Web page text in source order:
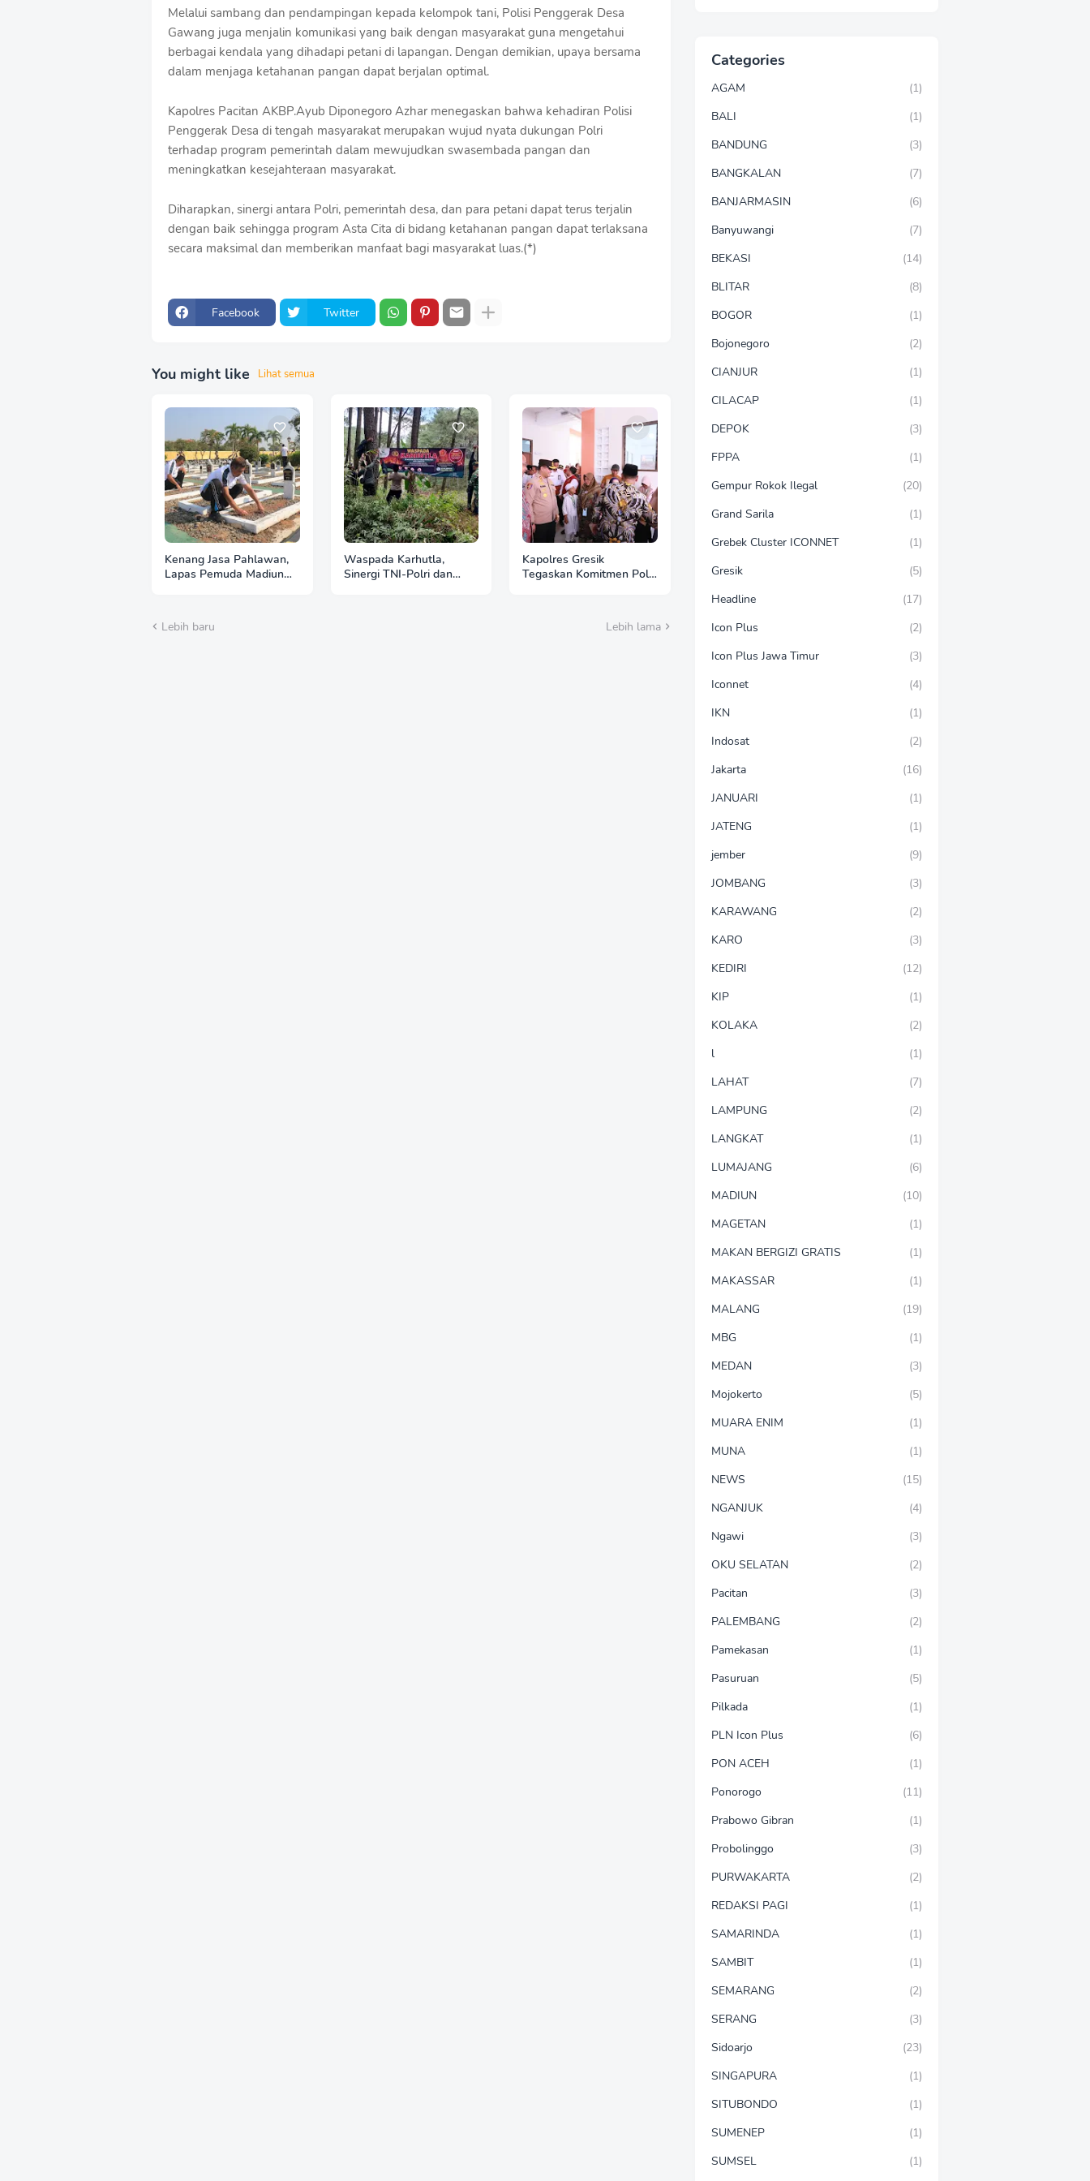
Melalui sambang dan pendampingan kepada kelompok tani, Polisi Penggerak Desa
Gawang juga menjalin komunikasi yang baik dengan masyarakat guna mengetahui
berbagai kendala yang dihadapi petani di lapangan. Dengan demikian, upaya bersama
dalam menjaga ketahanan pangan dapat berjalan optimal.
Kapolres Pacitan AKBP.Ayub Diponegoro Azhar menegaskan bahwa kehadiran Polisi
Penggerak Desa di tengah masyarakat merupakan wujud nyata dukungan Polri
terhadap program pemerintah dalam mewujudkan swasembada pangan dan
meningkatkan kesejahteraan masyarakat.
Diharapkan, sinergi antara Polri, pemerintah desa, dan para petani dapat terus terjalin
dengan baik sehingga program Asta Cita di bidang ketahanan pangan dapat terlaksana
secara maksimal dan memberikan manfaat bagi masyarakat luas.(*)
Facebook Twitter
o
f
f
T
e
p
l
a
t
e
You might like Lihat semua
Kenang Jasa Pahlawan,
Lapas Pemuda Madiun
Waspada Karhutla,
Sinergi TNI-Polri dan
Kapolres Gresik
Tegaskan Komitmen Polri
Lebih baru
Lebih lama
Categories
AGAM
(1)
BALI
(1)
BANDUNG
(3)
BANGKALAN
(7)
BANJARMASIN
(6)
Banyuwangi
(7)
BEKASI
(14)
BLITAR
(8)
BOGOR
(1)
Bojonegoro
(2)
CIANJUR
(1)
CILACAP
(1)
DEPOK
(3)
FPPA
(1)
Gempur Rokok Ilegal
(20)
Grand Sarila
(1)
Grebek Cluster ICONNET
(1)
Gresik
(5)
Headline
(17)
Icon Plus
(2)
Icon Plus Jawa Timur
(3)
Iconnet
(4)
IKN
(1)
Indosat
(2)
Jakarta
(16)
JANUARI
(1)
JATENG
(1)
jember
(9)
JOMBANG
(3)
KARAWANG
(2)
KARO
(3)
KEDIRI
(12)
KIP
(1)
KOLAKA
(2)
l
(1)
LAHAT
(7)
LAMPUNG
(2)
LANGKAT
(1)
LUMAJANG
(6)
MADIUN
(10)
MAGETAN
(1)
MAKAN BERGIZI GRATIS
(1)
MAKASSAR
(1)
MALANG
(19)
MBG
(1)
MEDAN
(3)
Mojokerto
(5)
MUARA ENIM
(1)
MUNA
(1)
NEWS
(15)
NGANJUK
(4)
Ngawi
(3)
OKU SELATAN
(2)
Pacitan
(3)
PALEMBANG
(2)
Pamekasan
(1)
Pasuruan
(5)
Pilkada
(1)
PLN Icon Plus
(6)
PON ACEH
(1)
Ponorogo
(11)
Prabowo Gibran
(1)
Probolinggo
(3)
PURWAKARTA
(2)
REDAKSI PAGI
(1)
SAMARINDA
(1)
SAMBIT
(1)
SEMARANG
(2)
SERANG
(3)
Sidoarjo
(23)
SINGAPURA
(1)
SITUBONDO
(1)
SUMENEP
(1)
SUMSEL
(1)